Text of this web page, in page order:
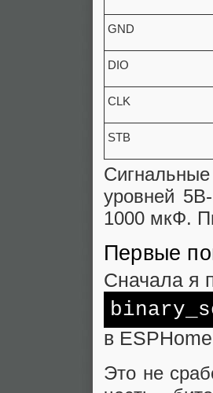
GND
DIO
CLK
STB
уровней
1000 мкФ.
Первые
Сначала я
в
Это не